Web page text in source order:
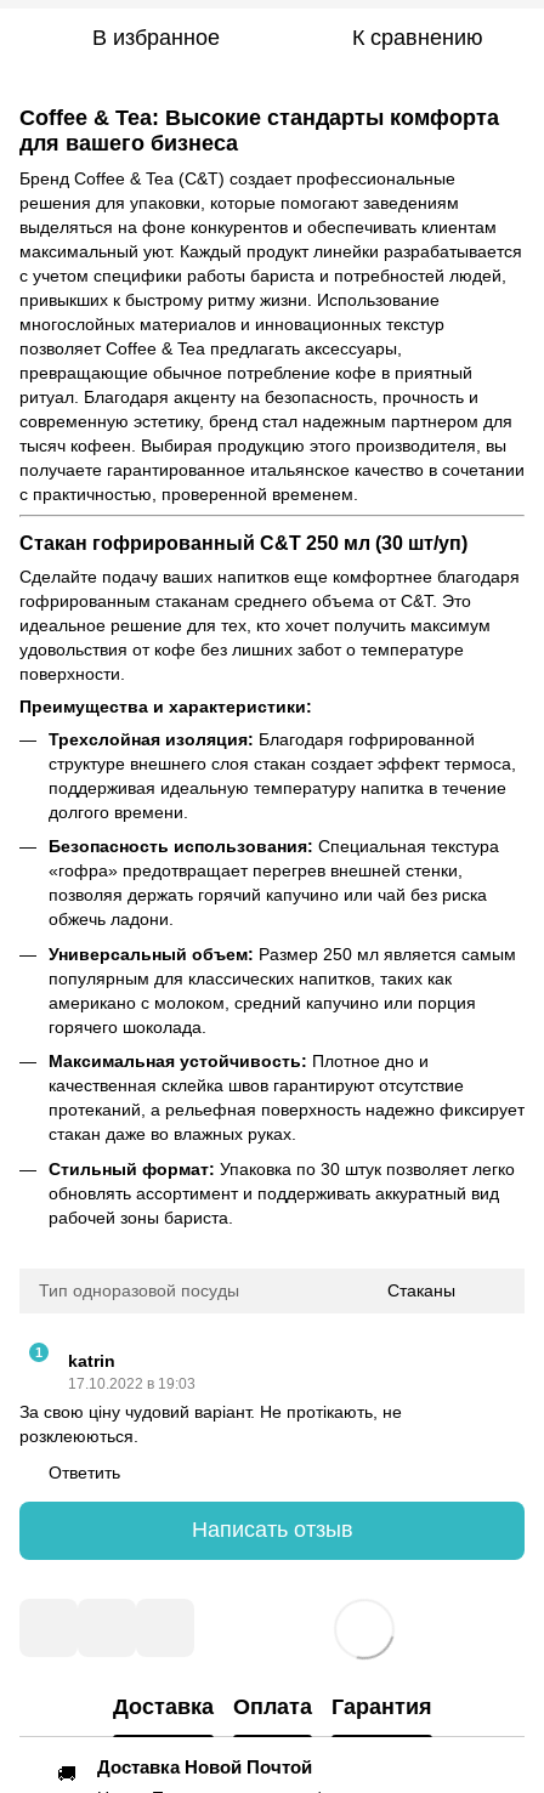
В избранное К сравнению
Coffee & Tea: Высокие стандарты комфорта
для вашего бизнеса
Бренд Coffee & Tea (C&T) создает профессиональные
решения для упаковки, которые помогают заведениям
выделяться на фоне конкурентов и обеспечивать клиентам
максимальный уют. Каждый продукт линейки разрабатывается
с учетом специфики работы бариста и потребностей людей,
привыкших к быстрому ритму жизни. Использование
многослойных материалов и инновационных текстур
позволяет Coffee & Tea предлагать аксессуары,
превращающие обычное потребление кофе в приятный
ритуал. Благодаря акценту на безопасность, прочность и
современную эстетику, бренд стал надежным партнером для
тысяч кофеен. Выбирая продукцию этого производителя, вы
получаете гарантированное итальянское качество в сочетании
с практичностью, проверенной временем.
Стакан гофрированный C&T 250 мл (30 шт/уп)
Сделайте подачу ваших напитков еще комфортнее благодаря
гофрированным стаканам среднего объема от C&T. Это
идеальное решение для тех, кто хочет получить максимум
удовольствия от кофе без лишних забот о температуре
поверхности.
Преимущества и характеристики:
Трехслойная изоляция: Благодаря гофрированной
структуре внешнего слоя стакан создает эффект термоса,
поддерживая идеальную температуру напитка в течение
долгого времени.
Безопасность использования: Специальная текстура
«гофра» предотвращает перегрев внешней стенки,
позволяя держать горячий капучино или чай без риска
обжечь ладони.
Универсальный объем: Размер 250 мл является самым
популярным для классических напитков, таких как
американо с молоком, средний капучино или порция
горячего шоколада.
Максимальная устойчивость: Плотное дно и
качественная склейка швов гарантируют отсутствие
протеканий, а рельефная поверхность надежно фиксирует
стакан даже во влажных руках.
Стильный формат: Упаковка по 30 штук позволяет легко
обновлять ассортимент и поддерживать аккуратный вид
рабочей зоны бариста.
Тип одноразовой посуды Стаканы
1 katrin
17.10.2022 в 19:03
За свою ціну чудовий варіант. Не протікають, не
розклеюються.
Ответить
Написать отзыв
Доставка Оплата Гарантия
🚚 Доставка Новой Почтой